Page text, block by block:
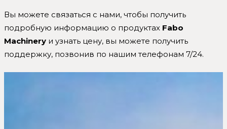
Вы можете связаться с нами, чтобы получить
подробную информацию о продуктах Fabo
Machinery и узнать цену, вы можете получить
поддержку, позвонив по нашим телефонам 7/24.